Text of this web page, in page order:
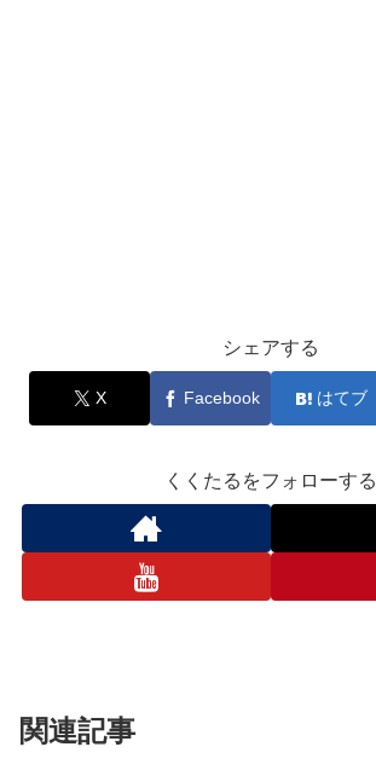
シェアする
X Facebook はてブ
くくたるをフォローする
関連記事